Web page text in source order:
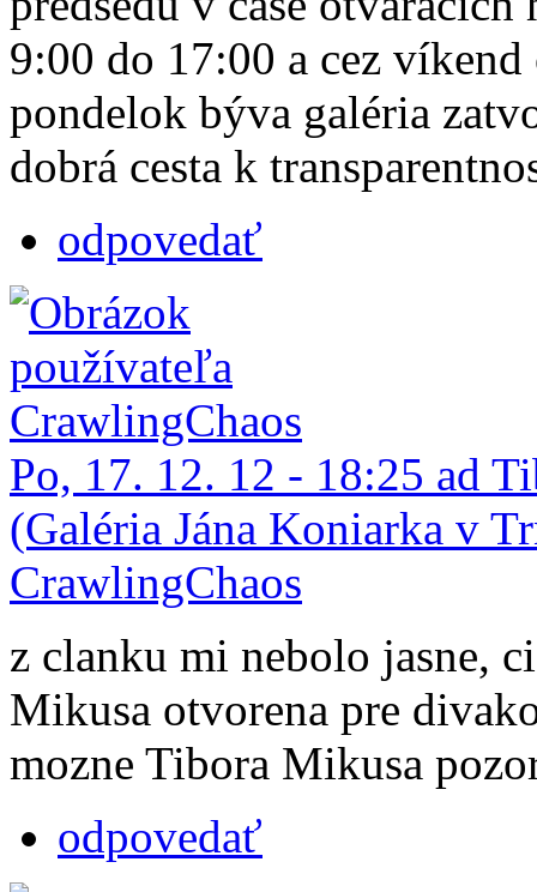
9:00 do 17:00 a cez
pondelok býva galéria
dobrá cesta k
odpovedať
Po, 17. 12. 12 - 18:25 ad
(Galéria Jána Koniarka v
CrawlingChaos
z clanku mi nebolo jasne,
Mikusa otvorena pre
mozne Tibora Mikusa
odpovedať